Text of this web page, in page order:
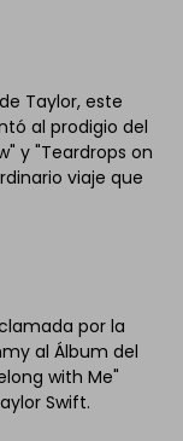
plantilla.
EdrawMind.
EdrawMindgratis
Taylor, este
al prodigio del
y "Teardrops on
viaje que
por la
al Álbum del
with Me"
Swift.